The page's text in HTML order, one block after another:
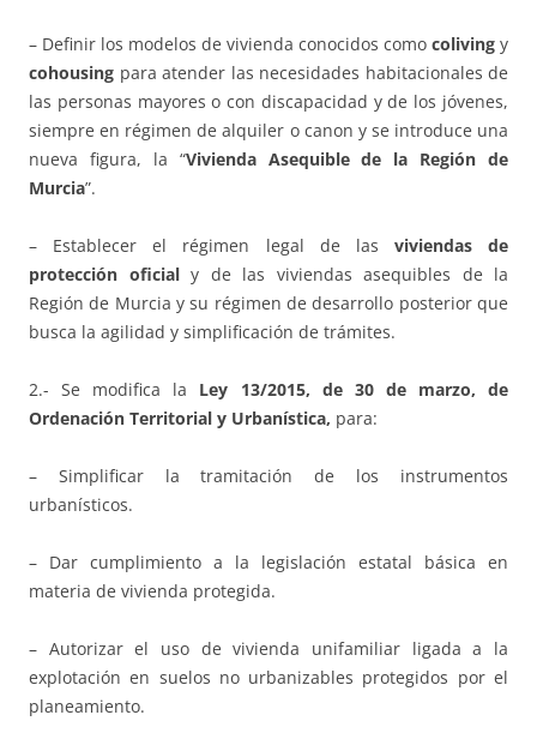
– Definir los modelos de vivienda conocidos como coliving y
cohousing para atender las necesidades habitacionales de
las personas mayores o con discapacidad y de los jóvenes,
siempre en régimen de alquiler o canon y se introduce una
nueva figura, la “Vivienda Asequible de la Región de
Murcia”.
– Establecer el régimen legal de las viviendas de
protección oficialy de las viviendas asequibles de la
Región de Murcia y su régimen de desarrollo posterior que
busca la agilidad y simplificación de trámites.
2.- Se modifica la Ley 13/2015, de 30 de marzo, de
Ordenación Territorial y Urbanística, para:
– Simplificar la tramitación de los instrumentos
urbanísticos.
– Dar cumplimiento a la legislación estatal básica en
materia de vivienda protegida.
– Autorizar el uso de vivienda unifamiliar ligada a la
explotación en suelos no urbanizables protegidos por el
planeamiento.